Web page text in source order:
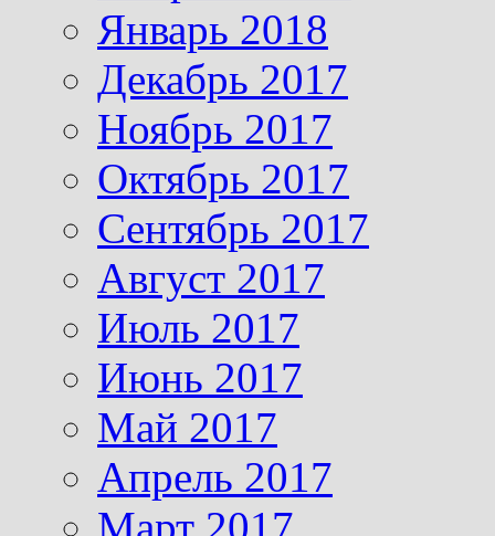
Январь 2018
Декабрь 2017
Ноябрь 2017
Октябрь 2017
Сентябрь 2017
Август 2017
Июль 2017
Июнь 2017
Май 2017
Апрель 2017